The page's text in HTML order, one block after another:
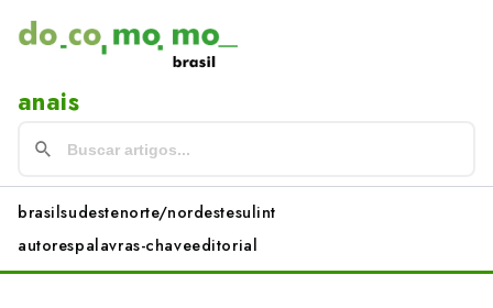
anais
brasilsudestenorte/nordestesulint
autorespalavras-chaveeditorial